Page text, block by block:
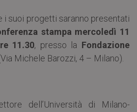
i suoi progetti saranno presentati
stampa mercoledì 11
11.30, presso la Fondazione
Michele Barozzi, 4 – Milano).
dell’Università di Milano-